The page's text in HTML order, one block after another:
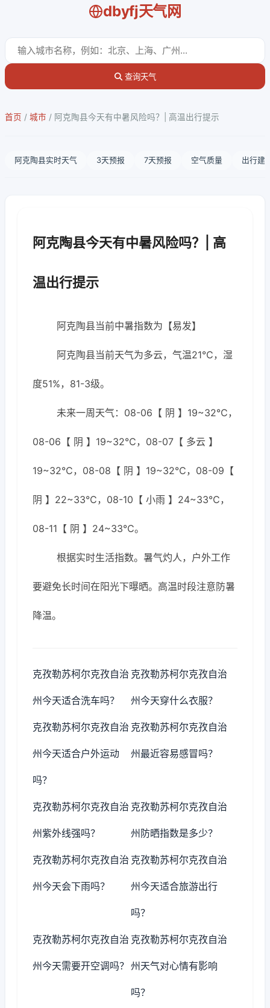
dbyfj天气网
查询天气
首页 / 城市 / 阿克陶县今天有中暑风险吗？| 高温出行提示
阿克陶县实时天气 3天预报 7天预报 空气质量 出行建
阿克陶县今天有中暑风险吗？| 高
温出行提示
阿克陶县当前中暑指数为【易发】
阿克陶县当前天气为多云，气温21℃，湿
度51%，81-3级。
未来一周天气：08-06【 阴 】19~32℃，
08-06【 阴 】19~32℃，08-07【 多云 】
19~32℃，08-08【 阴 】19~32℃，08-09【
阴 】22~33℃，08-10【 小雨 】24~33℃，
08-11【 阴 】24~33℃。
根据实时生活指数。暑气灼人，户外工作
要避免长时间在阳光下曝晒。高温时段注意防暑
降温。
克孜勒苏柯尔克孜自治
州今天适合洗车吗？
克孜勒苏柯尔克孜自治
州今天穿什么衣服？
克孜勒苏柯尔克孜自治
州今天适合户外运动
吗？
克孜勒苏柯尔克孜自治
州最近容易感冒吗？
克孜勒苏柯尔克孜自治
州紫外线强吗？
克孜勒苏柯尔克孜自治
州防晒指数是多少？
克孜勒苏柯尔克孜自治
州今天会下雨吗？
克孜勒苏柯尔克孜自治
州今天适合旅游出行
吗？
克孜勒苏柯尔克孜自治
州今天需要开空调吗？
克孜勒苏柯尔克孜自治
州天气对心情有影响
吗？